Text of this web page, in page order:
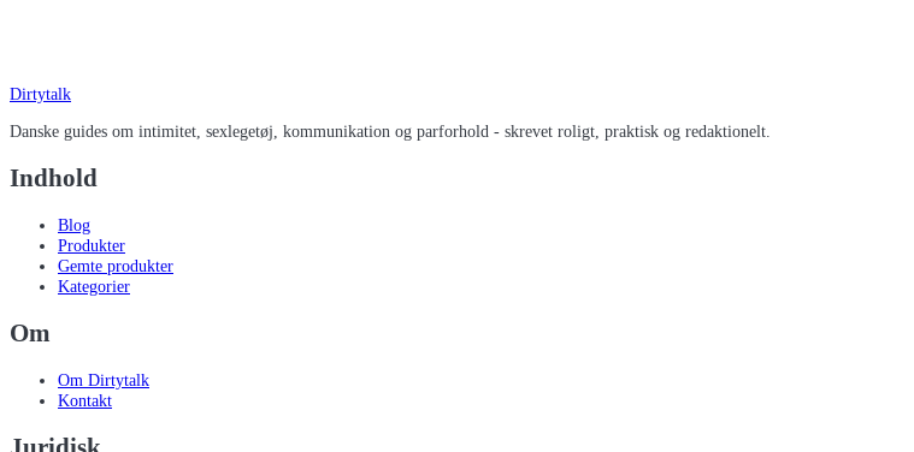
Dirtytalk
Danske guides om intimitet, sexlegetøj, kommunikation og parforhold - skrevet roligt, praktisk og redaktionelt.
Indhold
Blog
Produkter
Gemte produkter
Kategorier
Om
Om Dirtytalk
Kontakt